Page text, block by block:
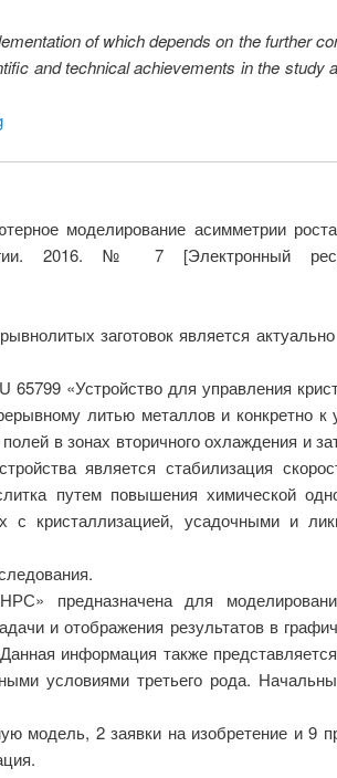
of which depends on the further
and technical achievements in the study
моделирование асимметрии
2016. № 7 [Электронный
заготовок является
«Устройство для управления
литью металлов и конкретно к
в зонах вторичного охлаждения и
является стабилизация
путем повышения химической
с кристаллизацией, усадочными и
предназначена для
и отображения результатов в
информация также
условиями третьего рода.
модель, 2 заявки на изобретение и 9